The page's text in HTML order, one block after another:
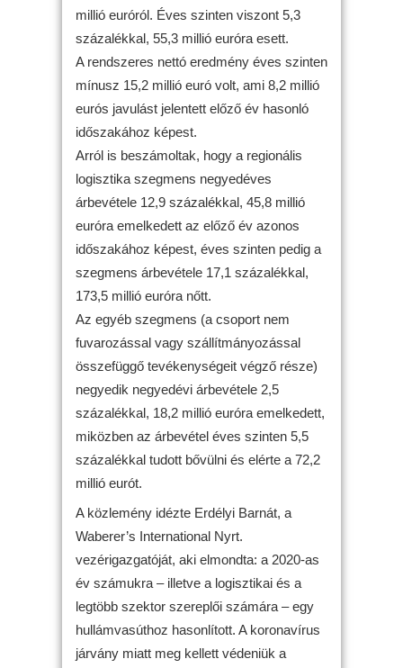
millió euróról. Éves szinten viszont 5,3
százalékkal, 55,3 millió euróra esett.
A rendszeres nettó eredmény éves szinten
mínusz 15,2 millió euró volt, ami 8,2 millió
eurós javulást jelentett előző év hasonló
időszakához képest.
Arról is beszámoltak, hogy a regionális
logisztika szegmens negyedéves
árbevétele 12,9 százalékkal, 45,8 millió
euróra emelkedett az előző év azonos
időszakához képest, éves szinten pedig a
szegmens árbevétele 17,1 százalékkal,
173,5 millió euróra nőtt.
Az egyéb szegmens (a csoport nem
fuvarozással vagy szállítmányozással
összefüggő tevékenységeit végző része)
negyedik negyedévi árbevétele 2,5
százalékkal, 18,2 millió euróra emelkedett,
miközben az árbevétel éves szinten 5,5
százalékkal tudott bővülni és elérte a 72,2
millió eurót.
A közlemény idézte Erdélyi Barnát, a
Waberer’s International Nyrt.
vezérigazgatóját, aki elmondta: a 2020-as
év számukra – illetve a logisztikai és a
legtöbb szektor szereplői számára – egy
hullámvasúthoz hasonlított. A koronavírus
járvány miatt meg kellett védeniük a